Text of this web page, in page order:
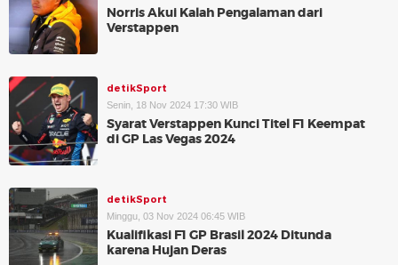
Norris Akui Kalah Pengalaman dari
Verstappen
detikSport
Senin, 18 Nov 2024 17:30 WIB
Syarat Verstappen Kunci Titel F1 Keempat
di GP Las Vegas 2024
detikSport
Minggu, 03 Nov 2024 06:45 WIB
Kualifikasi F1 GP Brasil 2024 Ditunda
karena Hujan Deras